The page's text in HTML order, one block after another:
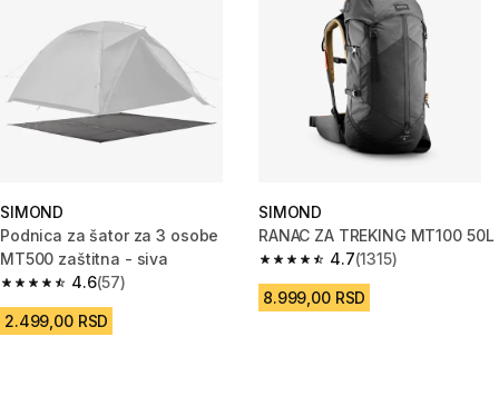
SIMOND
Podnica za šator za 3 osobe
MT500 zaštitna - siva
4.6
4.6 od 5 zvezdica from 57 Recenzije
(57)
2.499,00 RSD
SIMOND
RANAC ZA TREKING MT100 50L
4.7
4.7 od 5 zvezdica from 1315
(1315)
8.999,00 RSD